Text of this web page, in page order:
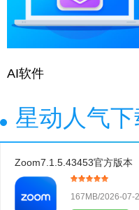
AI软件
星动人气下
Zoom7.1.5.43453官方版本
167MB/2026-07-